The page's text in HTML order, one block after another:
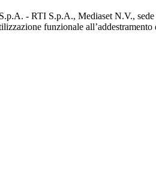
- RTI S.p.A., Mediaset N.V., sede
funzionale